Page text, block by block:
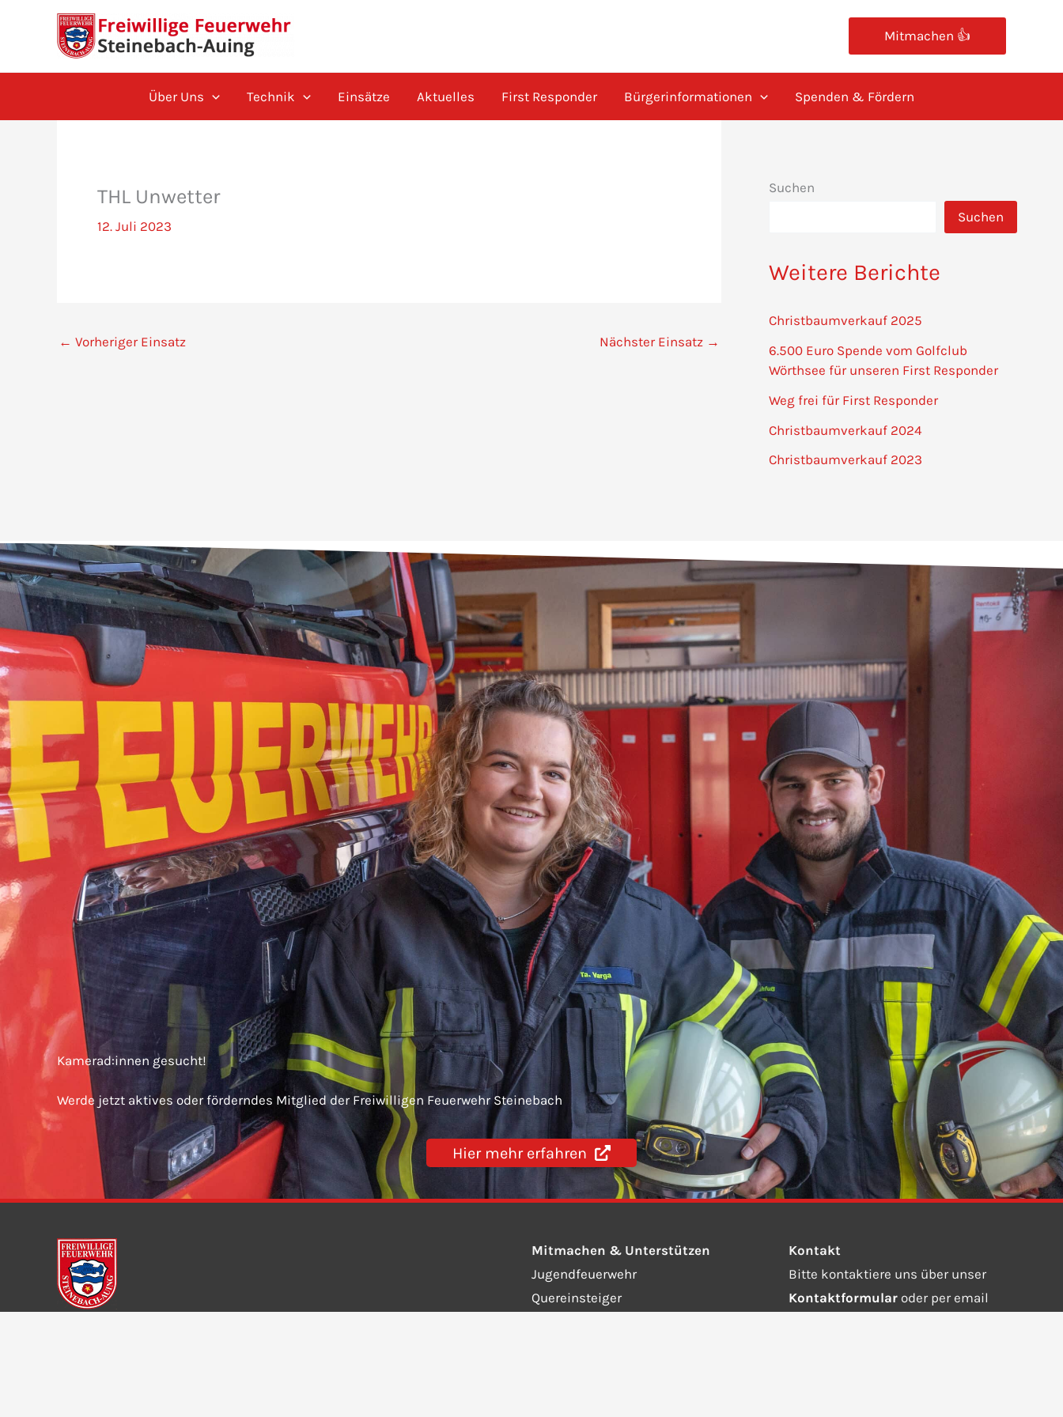
Mitmachen 👍
Über Uns Technik Einsätze Aktuelles First Responder Bürgerinformationen Spenden & Fördern
THL Unwetter
12. Juli 2023
← Vorheriger Einsatz Nächster Einsatz →
Suchen
Suchen
Weitere Berichte
Christbaumverkauf 2025
6.500 Euro Spende vom Golfclub
Wörthsee für unseren First Responder
Weg frei für First Responder
Christbaumverkauf 2024
Christbaumverkauf 2023
Kamerad:innen gesucht!
Werde jetzt aktives oder förderndes Mitglied der Freiwilligen Feuerwehr Steinebach
Hier mehr erfahren
Mitmachen & Unterstützen
Jugendfeuerwehr
Quereinsteiger
Kontakt
Bitte kontaktiere uns über unser
Kontaktformular oder per email